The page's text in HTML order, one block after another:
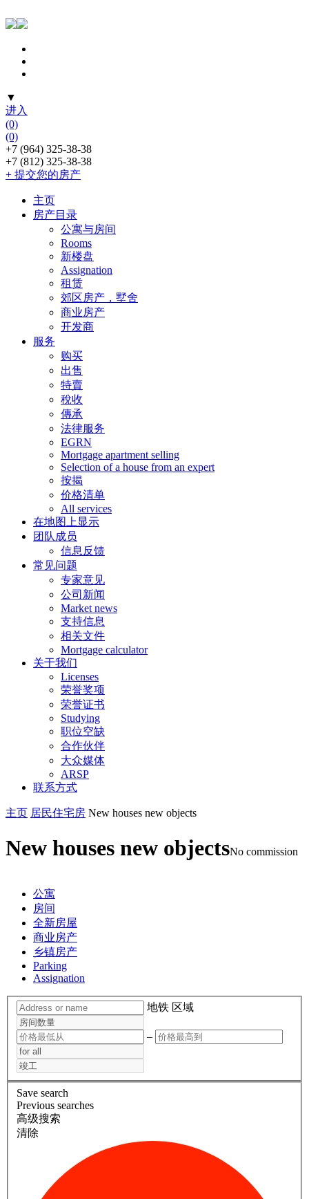
▼
进入
(0)
(0)
+7 (964) 325-38-38
+7 (812) 325-38-38
+ 提交您的房产
主页
房产目录
公寓与房间
Rooms
新楼盘
Assignation
租赁
郊区房产，墅舍
商业房产
开发商
服务
购买
出售
特賣
稅收
傳承
法律服务
EGRN
Mortgage apartment selling
Selection of a house from an expert
按揭
价格清单
All services
在地图上显示
团队成员
信息反馈
常见问题
专家意见
公司新闻
Market news
支持信息
相关文件
Mortgage calculator
关于我们
Licenses
荣誉奖项
荣誉证书
Studying
职位空缺
合作伙伴
大众媒体
ARSP
联系方式
主页 居民住宅房 New houses new objects
New houses new objectsNo commission
公寓
房间
全新房屋
商业房产
乡镇房产
Parking
Assignation
地铁 区域
–
Save search
Previous searches
高级搜索
清除